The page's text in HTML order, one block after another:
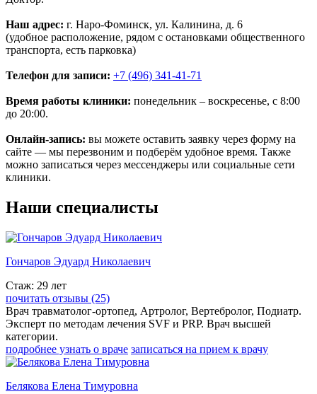
Наш адрес: г. Наро-Фоминск, ул. Калинина, д. 6
(удобное расположение, рядом с остановками общественного
транспорта, есть парковка)
Телефон для записи: +7 (496) 341-41-71
Время работы клиники: понедельник – воскресенье, с 8:00
до 20:00.
Онлайн-запись: вы можете оставить заявку через форму на
сайте — мы перезвоним и подберём удобное время. Также
можно записаться через мессенджеры или социальные сети
клиники.
Наши специалисты
Гончаров Эдуард Николаевич
Стаж: 29 лет
почитать отзывы (25)
Врач травматолог-ортопед, Артролог, Вертебролог, Подиатр.
Эксперт по методам лечения SVF и PRP. Врач высшей
категории.
подробнее узнать о враче записаться на прием к врачу
Белякова Елена Тимуровна